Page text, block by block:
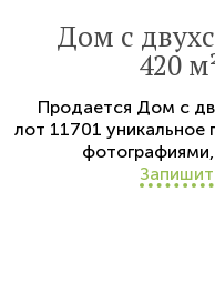
Дом с
420
Продается Дом с
лот 11701 уникальное